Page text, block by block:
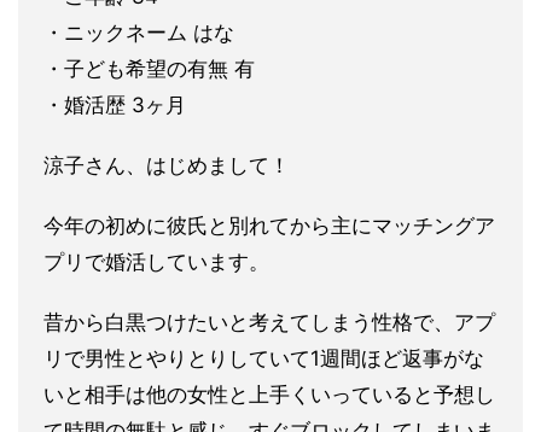
・ニックネーム はな
・子ども希望の有無 有
・婚活歴 3ヶ月
涼子さん、はじめまして！
今年の初めに彼氏と別れてから主にマッチングア
プリで婚活してい ます。
昔から白黒つけたいと考えてしまう性格で、アプ
リで男性とやりと りしていて1週間ほど返事がな
いと相手は他の女性と上手くいっていると予想し